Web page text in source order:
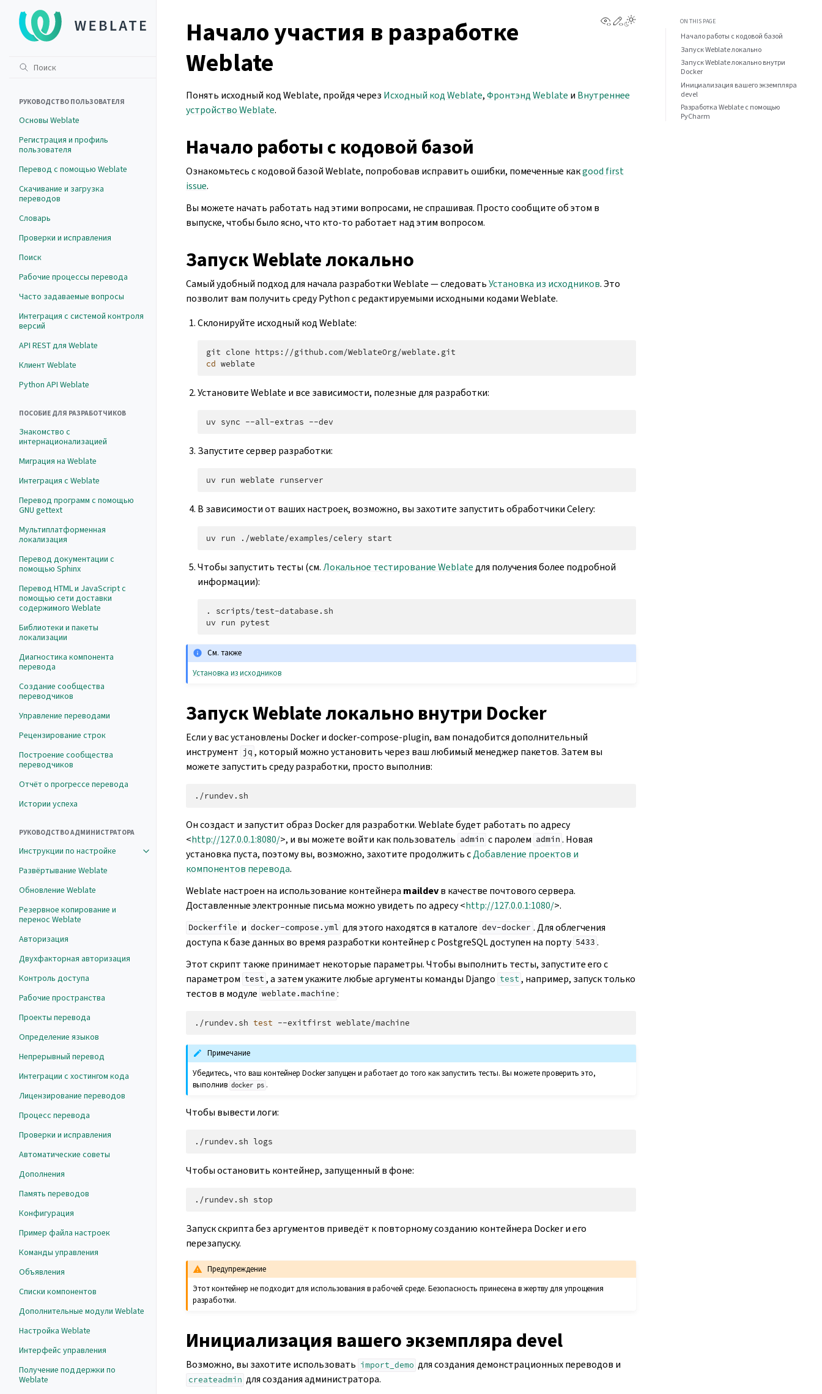
РУКОВОДСТВО ПОЛЬЗОВАТЕЛЯ
Основы Weblate
Регистрация и профиль
пользователя
Перевод с помощью Weblate
Скачивание и загрузка
переводов
Словарь
Проверки и исправления
Поиск
Рабочие процессы перевода
Часто задаваемые вопросы
Интеграция с системой контроля
версий
API REST для Weblate
Клиент Weblate
Python API Weblate
ПОСОБИЕ ДЛЯ РАЗРАБОТЧИКОВ
Знакомство с
интернационализацией
Миграция на Weblate
Интеграция с Weblate
Перевод программ с помощью
GNU gettext
Мультиплатформенная
локализация
Перевод документации с
помощью Sphinx
Перевод HTML и JavaScript с
помощью сети доставки
содержимого Weblate
Библиотеки и пакеты
локализации
Диагностика компонента
перевода
Создание сообщества
переводчиков
Управление переводами
Рецензирование строк
Построение сообщества
переводчиков
Отчёт о прогрессе перевода
Истории успеха
РУКОВОДСТВО АДМИНИСТРАТОРА
Инструкции по настройке
Развёртывание Weblate
Обновление Weblate
Резервное копирование и
перенос Weblate
Авторизация
Двухфакторная авторизация
Контроль доступа
Рабочие пространства
Проекты перевода
Определение языков
Непрерывный перевод
Интеграции с хостингом кода
Лицензирование переводов
Процесс перевода
Проверки и исправления
Автоматические советы
Дополнения
Память переводов
Конфигурация
Пример файла настроек
Команды управления
Объявления
Списки компонентов
Дополнительные модули Weblate
Настройка Weblate
Интерфейс управления
Получение поддержки по
Weblate
View this page
Edit this page
Начало участия в разработке
Weblate
Понять исходный код Weblate, пройдя через Исходный код Weblate,Фронтэнд Weblate и Внутреннее
устройство Weblate.
Начало работы с кодовой базой
Ознакомьтесь с кодовой базой Weblate, попробовав исправить ошибки, помеченные какgood first
issue.
Вы можете начать работать над этими вопросами, не спрашивая. Просто сообщите об этом в
выпуске, чтобы было ясно, что кто-то работает над этим вопросом.
Запуск Weblate локально
Самый удобный подход для начала разработки Weblate — следоватьУстановка из исходников. Это
позволит вам получить среду Python с редактируемыми исходными кодами Weblate.
Склонируйте исходный код Weblate:
git clone
cd
Установите Weblate и все зависимости, полезные для разработки:
uv sync --all-extras
Запустите сервер разработки:
uv run weblate
В зависимости от ваших настроек, возможно, вы захотите запустить обработчики Celery:
uv run ./weblate/examples/celery
Чтобы запустить тесты (см.Локальное тестирование Weblateдля получения более подробной
информации):
.
scripts/test-database.sh
uv run
См. также
Установка из исходников
Запуск Weblate локально внутри Doсker
Если у вас установлены Docker и docker-compose-plugin, вам понадобится дополнительный
инструмент jq , который можно установить через ваш любимый менеджер пакетов. Затем вы
можете запустить среду разработки, просто выполнив:
Он создаст и запустит образ Docker для разработки. Weblate будет работать по адресу
<http://127.0.0.1:8080/>, и вы можете войти как пользователь admin с паролем admin . Новая
установка пуста, поэтому вы, возможно, захотите продолжить сДобавление проектов и
компонентов перевода.
Weblate настроен на использование контейнера maildevв качестве почтового сервера.
Доставленные электронные письма можно увидеть по адресу <http://127.0.0.1:1080/>.
Dockerfile и docker-compose.yml для этого находятся в каталоге dev-docker . Для облегчения
доступа к базе данных во время разработки контейнер с PostgreSQL доступен на порту 5433 .
Этот скрипт также принимает некоторые параметры. Чтобы выполнить тесты, запустите его с
параметром test , а затем укажите любые аргументы команды Django test , например, запуск только
тестов в модуле weblate.machine :
./rundev.sh test --exitfirst
Примечание
Убедитесь, что ваш контейнер Docker запущен и работает до того как запустить тесты. Вы можете проверить это,
выполнив docker ps .
Чтобы вывести логи:
./rundev.sh
Чтобы остановить контейнер, запущенный в фоне:
./rundev.sh
Запуск скрипта без аргументов приведёт к повторному созданию контейнера Docker и его
перезапуску.
Предупреждение
Этот контейнер не подходит для использования в рабочей среде. Безопасность принесена в жертву для упрощения
разработки.
Инициализация вашего экземпляра devel
Возможно, вы захотите использовать import_demo для создания демонстрационных переводов и
createadmin для создания администратора.
ON THIS PAGE
Начало работы с кодовой базой
Запуск Weblate локально
Запуск Weblate локально внутри
Doсker
Инициализация вашего экземпляра
devel
Разработка Weblate c помощью
PyCharm